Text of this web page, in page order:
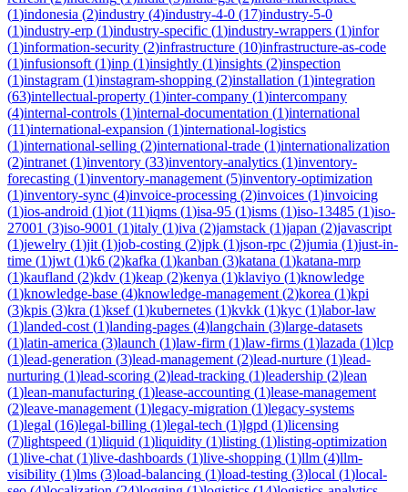
(1)indonesia (2)industry (4)industry-4-0 (17)industry-5-0
(1)industry-erp (1)industry-specific (1)industry-wrappers (1)infor
(1)information-security (2)infrastructure (10)infrastructure-as-code
(1)infusionsoft (1)inp (1)insightly (1)insights (2)inspection
(1)instagram (1)instagram-shopping (2)installation (1)integration
(63)intellectual-property (1)inter-company (1)intercompany
(4)internal-controls (1)internal-documentation (1)international
(11)international-expansion (1)international-logistics
(1)international-selling (2)international-trade (1)internationalization
(2)intranet (1)inventory (33)inventory-analytics (1)inventory-
forecasting (1)inventory-management (5)inventory-optimization
(1)inventory-sync (4)invoice-processing (2)invoices (1)invoicing
(1)ios-android (1)iot (11)iqms (1)isa-95 (1)isms (1)iso-13485 (1)iso-
27001 (3)iso-9001 (1)italy (1)iva (2)jamstack (1)japan (2)javascript
(1)jewelry (1)jit (1)job-costing (2)jpk (1)json-rpc (2)jumia (1)just-in-
time (1)jwt (1)k6 (2)kafka (1)kanban (3)katana (1)katana-mrp
(1)kaufland (2)kdv (1)keap (2)kenya (1)klaviyo (1)knowledge
(1)knowledge-base (4)knowledge-management (2)korea (1)kpi
(3)kpis (3)kra (1)ksef(1)kubernetes (1)kvkk (1)kyc (1)labor-law
(1)landed-cost (1)landing-pages (4)langchain (3)large-datasets
(1)latin-america (3)launch (1)law-firm (1)law-firms (1)lazada (1)lcp
(1)lead-generation (3)lead-management (2)lead-nurture (1)lead-
nurturing (1)lead-scoring (2)lead-tracking (1)leadership (2)lean
(1)lean-manufacturing (1)lease-accounting (1)lease-management
(2)leave-management (1)legacy-migration (1)legacy-systems
(1)legal (16)legal-billing (1)legal-tech (1)lgpd (1)licensing
(7)lightspeed (1)liquid (1)liquidity (1)listing (1)listing-optimization
(1)live-chat (1)live-dashboards (1)live-shopping (1)llm (4)llm-
visibility (1)lms (3)load-balancing (1)load-testing (3)local (1)local-